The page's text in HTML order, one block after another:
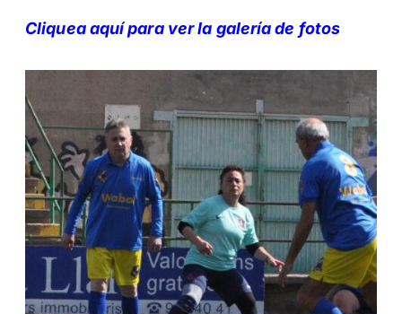
Cliquea aquí para ver la galería de fotos